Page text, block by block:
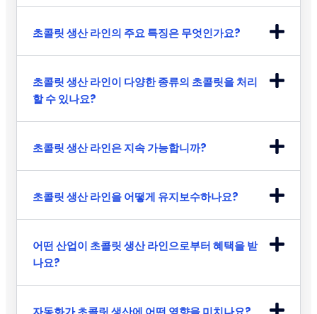
초콜릿 생산 라인의 주요 특징은 무엇인가요?
초콜릿 생산 라인이 다양한 종류의 초콜릿을 처리
할 수 있나요?
초콜릿 생산 라인은 지속 가능합니까?
초콜릿 생산 라인을 어떻게 유지보수하나요?
어떤 산업이 초콜릿 생산 라인으로부터 혜택을 받
나요?